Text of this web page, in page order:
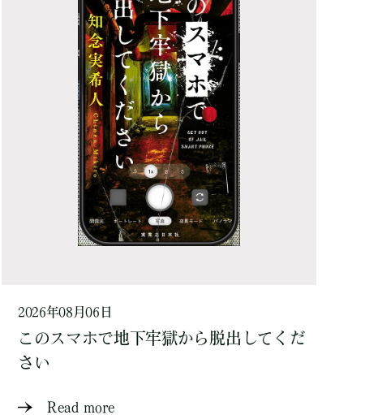
2026年08月06日
このスマホで地下牢獄から脱出してくだ
さい
Read more